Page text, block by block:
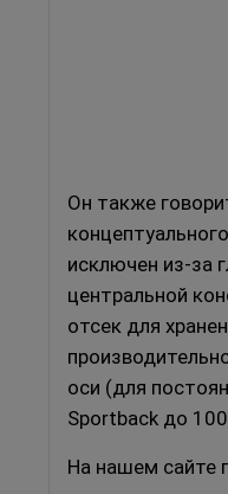
Он также
исключен из-за
центральной
отсек для
оси (для
Sportback до
На нашем сайте